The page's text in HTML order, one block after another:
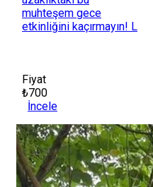
muhteşem gece
etkinliğini kaçırmayın! L
Fiyat
₺700
İncele